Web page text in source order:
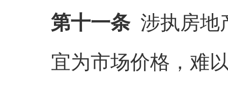
第十一条 涉执房地
宜为市场价格，难